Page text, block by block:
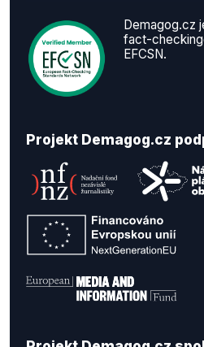
Demagog.cz
fact-
EFCSN.
Projekt Demagog.cz